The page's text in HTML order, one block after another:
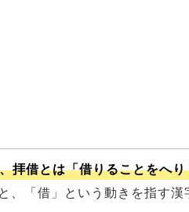
拝借とは「借りることをへ
、「借」という動きを指す